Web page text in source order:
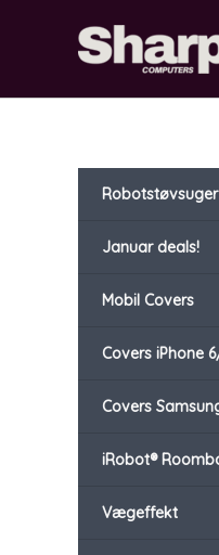
Januar deals!
Mobil Covers
Covers iPhone
Covers
iRobot®
Vægeffekt